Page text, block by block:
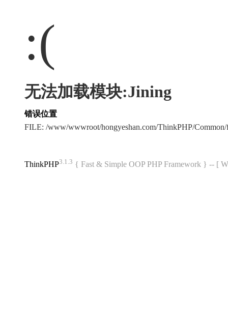
:(
无法加载模块:Jining
错误位置
FILE: /www/wwwroot/hongyeshan.com/ThinkPHP/
ThinkPHP3.1.3 { Fast & Simple OOP PHP Framework } -- [